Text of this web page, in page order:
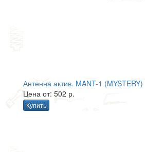
Антенна актив. MANT-1 (MYSTERY)
Цена от: 502 р.
Купить